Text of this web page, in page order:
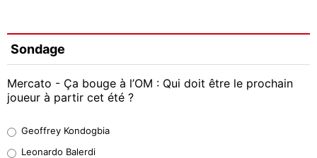
Sondage
Mercato - Ça bouge à l’OM : Qui doit être le prochain
joueur à partir cet été ?
38%
Geoffrey Kondogbia
Leonardo Balerdi